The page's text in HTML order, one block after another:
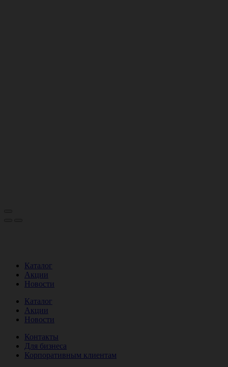
Каталог
Акции
Новости
Каталог
Акции
Новости
Контакты
Для бизнеса
Корпоративным клиентам